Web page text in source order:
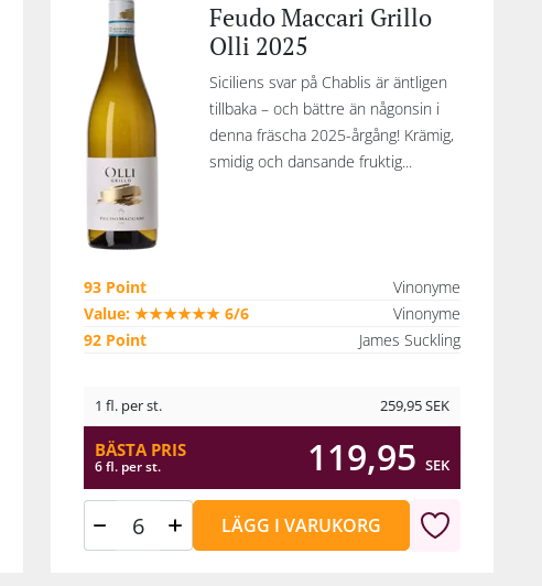
Feudo Maccari Grillo
Olli 2025
Siciliens svar på Chablis är äntligen
tillbaka – och bättre än någonsin i
denna fräscha 2025-årgång! Krämig,
smidig och dansande fruktig...
93 Point
Vinonyme
Value: ★★★★★★ 6/6
Vinonyme
92 Point
James Suckling
1 fl. per st. 259,95SEK
BÄSTA PRIS
6 fl. per st. 119,95 SEK
LÄGG I VARUKORG